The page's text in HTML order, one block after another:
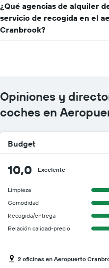
¿Qué agencias de alquiler
servicio de recogida en el
Cranbrook?
Opiniones y
coches en
Budget
10,0 Excelente
Limpieza
Comodidad
Recogida/entrega
Relación calidad-precio
2 oficinas en Aeropuerto